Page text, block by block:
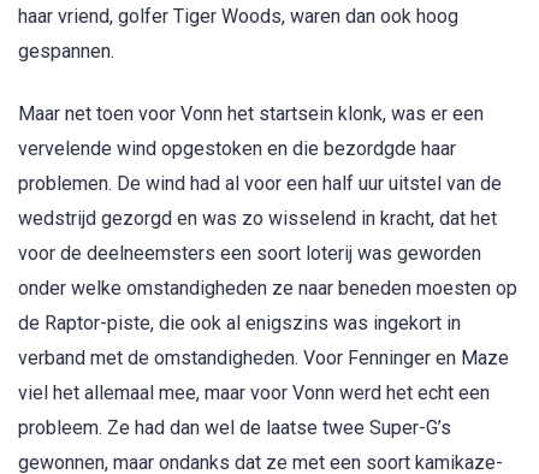
haar vriend, golfer Tiger Woods, waren dan ook hoog
gespannen.
Maar net toen voor Vonn het startsein klonk, was er een
vervelende wind opgestoken en die bezordgde haar
problemen. De wind had al voor een half uur uitstel van de
wedstrijd gezorgd en was zo wisselend in kracht, dat het
voor de deelneemsters een soort loterij was geworden
onder welke omstandigheden ze naar beneden moesten op
de Raptor-piste, die ook al enigszins was ingekort in
verband met de omstandigheden. Voor Fenninger en Maze
viel het allemaal mee, maar voor Vonn werd het echt een
probleem. Ze had dan wel de laatse twee Super-G’s
gewonnen, maar ondanks dat ze met een soort kamikaze-